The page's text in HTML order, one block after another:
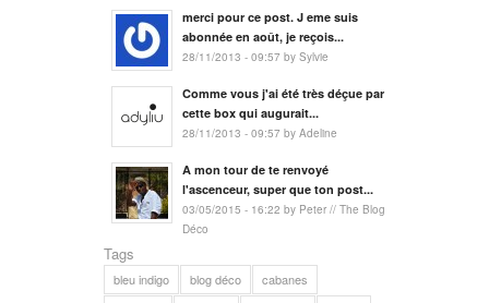
merci pour ce post. J eme suis
abonnée en août, je reçois...
28/11/2013 - 09:57 by Sylvie
Comme vous j'ai été très déçue par
cette box qui augurait...
28/11/2013 - 09:57 by Adeline
A mon tour de te renvoyé
l'ascenceur, super que ton post...
03/05/2015 - 16:22 by Peter // The Blog
Déco
Tags
bleu indigo blog déco
cabanes